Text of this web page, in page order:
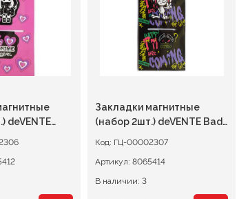
deVENTE
Закладки магнитные
(набор 2шт.) deVENTE Bad
Код: ГЦ-00002307
Артикул: 8065414
В наличии: 3